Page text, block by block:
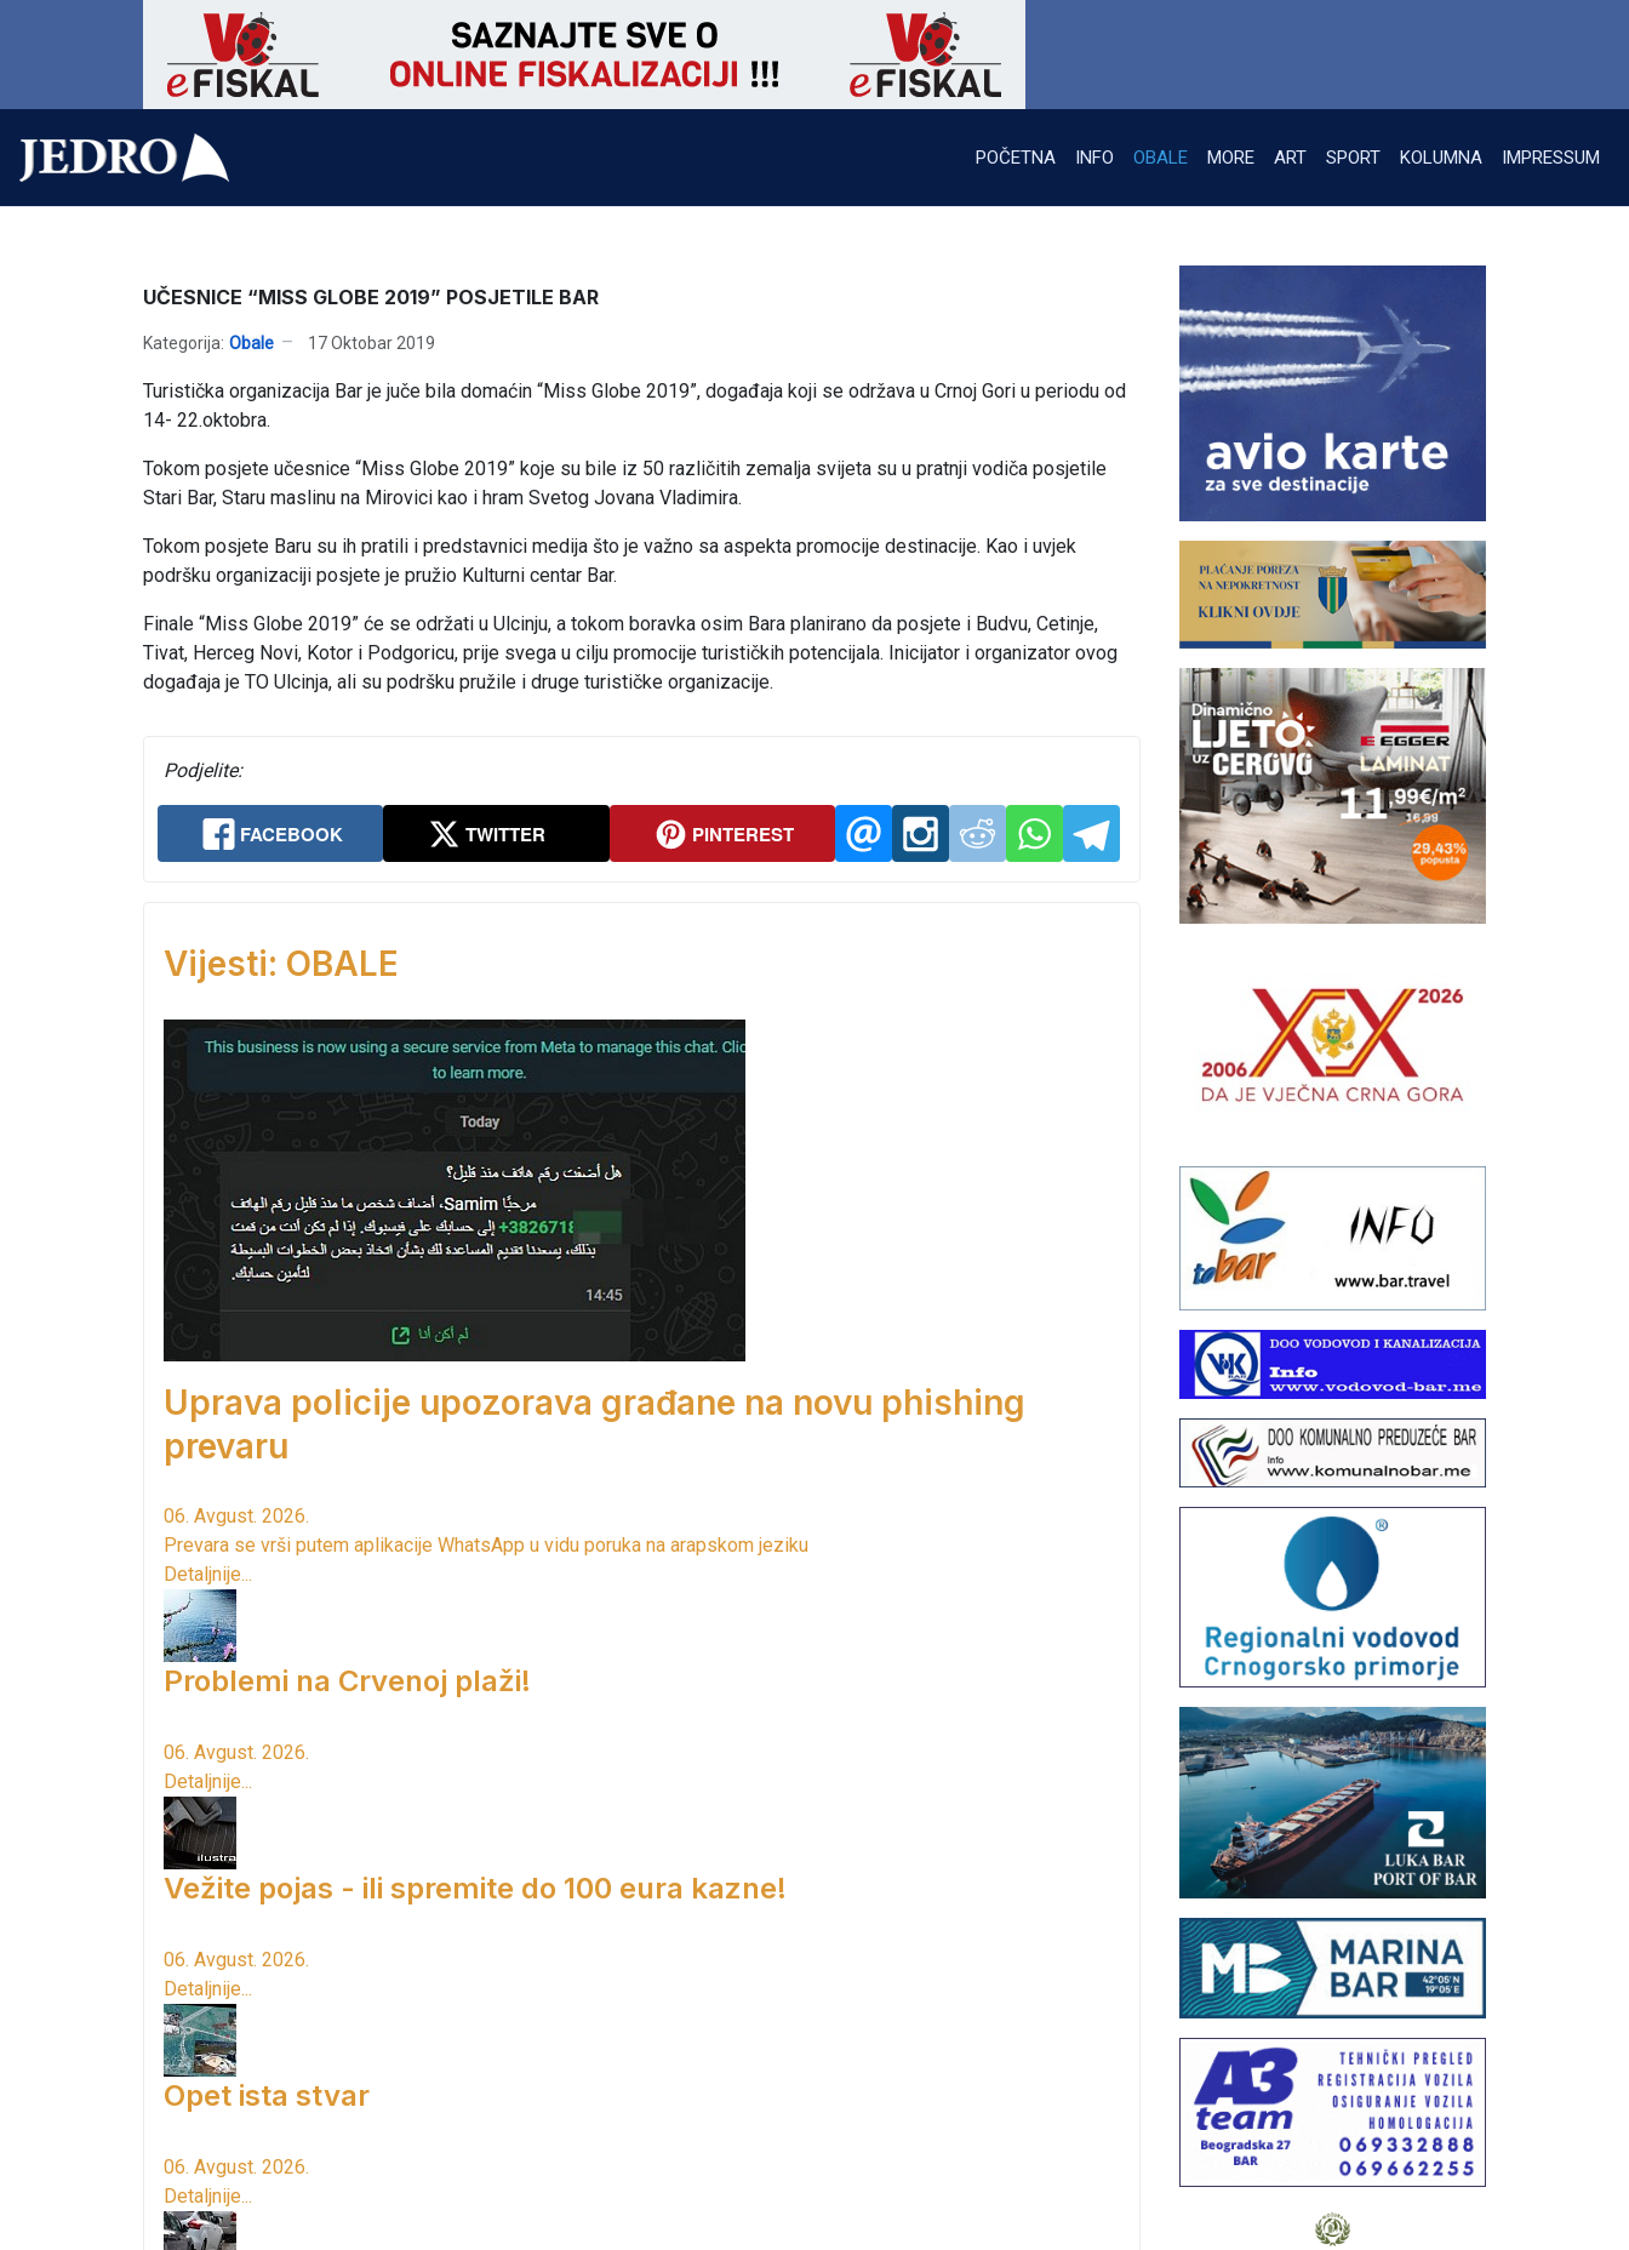
POČETNA INFO OBALE MORE ART SPORT KOLUMNA IMPRESSUM
UČESNICE “MISS GLOBE 2019” POSJETILE BAR
Kategorija: Obale 17 Oktobar 2019
Turistička organizacija Bar je juče bila domaćin “Miss Globe 2019”, događaja koji se održava u Crnoj Gori u periodu od
14- 22.oktobra.
Tokom posjete učesnice “Miss Globe 2019” koje su bile iz 50 različitih zemalja svijeta su u pratnji vodiča posjetile
Stari Bar, Staru maslinu na Mirovici kao i hram Svetog Jovana Vladimira.
Tokom posjete Baru su ih pratili i predstavnici medija što je važno sa aspekta promocije destinacije. Kao i uvjek
podršku organizaciji posjete je pružio Kulturni centar Bar.
Finale “Miss Globe 2019” će se održati u Ulcinju, a tokom boravka osim Bara planirano da posjete i Budvu, Cetinje,
Tivat, Herceg Novi, Kotor i Podgoricu, prije svega u cilju promocije turističkih potencijala. Inicijator i organizator ovog
događaja je TO Ulcinja, ali su podršku pružile i druge turističke organizacije.
Podjelite:
FACEBOOK TWITTER PINTEREST
Vijesti: OBALE
Uprava policije upozorava građane na novu phishing
prevaru
06. Avgust. 2026.
Prevara se vrši putem aplikacije WhatsApp u vidu poruka na arapskom jeziku
Detaljnije...
Problemi na Crvenoj plaži!
06. Avgust. 2026.
Detaljnije...
Vežite pojas - ili spremite do 100 eura kazne!
06. Avgust. 2026.
Detaljnije...
Opet ista stvar
06. Avgust. 2026.
Detaljnije...